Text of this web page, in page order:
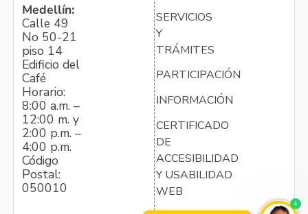
Medellín:
Calle 49
No 50-21
piso 14
Edificio del
Café
Horario:
8:00 a.m. –
12:00 m. y
2:00 p.m. –
4:00 p.m.
Código
Postal:
050010
SERVICIOS
Y
TRÁMITES
PARTICIPACIÓN
INFORMACIÓN
CERTIFICADO
DE
ACCESIBILIDAD
Y USABILIDAD
WEB
4